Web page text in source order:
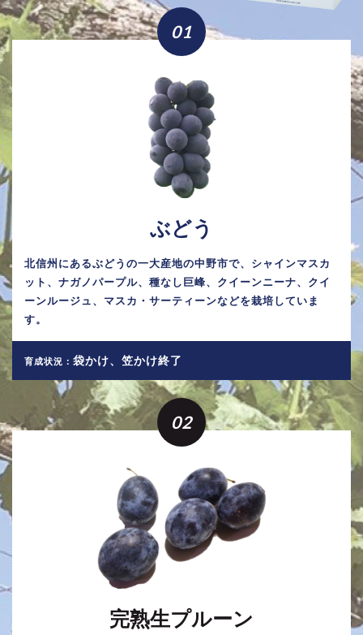
01
ぶどう
北信州にあるぶどうの一大産地の中野市で、シャインマスカ
ット、ナガノパープル、種なし巨峰、クイーンニーナ、クイ
ーンルージュ、マスカ・サーティーンなどを栽培していま
す。
育成状況： 袋かけ、笠かけ終了
02
完熟生プルーン